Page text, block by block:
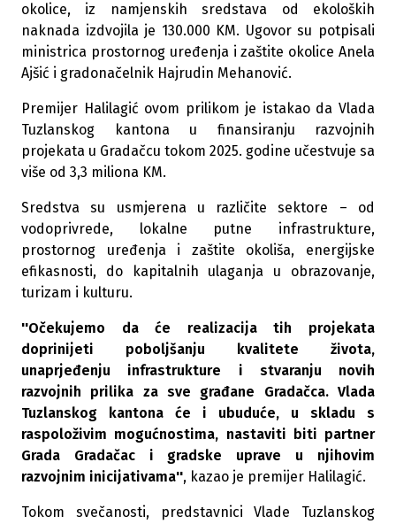
okolice, iz namjenskih sredstava od ekoloških
naknada izdvojila je 130.000 KM. Ugovor su potpisali
ministrica prostornog uređenja i zaštite okolice Anela
Ajšić i gradonačelnik Hajrudin Mehanović.
Premijer Halilagić ovom prilikom je istakao da Vlada
Tuzlanskog kantona u finansiranju razvojnih
projekata u Gradačcu tokom 2025. godine učestvuje sa
više od 3,3 miliona KM.
Sredstva su usmjerena u različite sektore – od
vodoprivrede, lokalne putne infrastrukture,
prostornog uređenja i zaštite okoliša, energijske
efikasnosti, do kapitalnih ulaganja u obrazovanje,
turizam i kulturu.
''Očekujemo da će realizacija tih projekata
doprinijeti poboljšanju kvalitete života,
unaprjeđenju infrastrukture i stvaranju novih
razvojnih prilika za sve građane Gradačca. Vlada
Tuzlanskog kantona će i ubuduće, u skladu s
raspoloživim mogućnostima, nastaviti biti partner
Grada Gradačac i gradske uprave u njihovim
razvojnim inicijativama'', kazao je premijer Halilagić.
Tokom svečanosti, predstavnici Vlade Tuzlanskog